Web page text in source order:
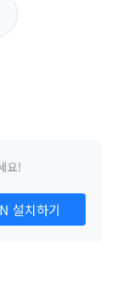
요!
설치하기